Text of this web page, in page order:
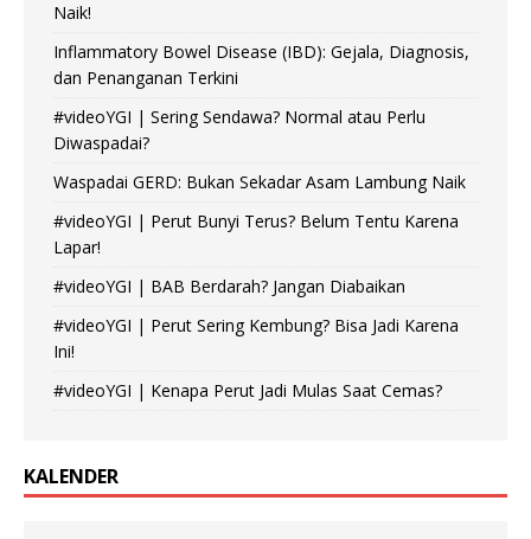
Naik!
Inflammatory Bowel Disease (IBD): Gejala, Diagnosis,
dan Penanganan Terkini
#videoYGI | Sering Sendawa? Normal atau Perlu
Diwaspadai?
Waspadai GERD: Bukan Sekadar Asam Lambung Naik
#videoYGI | Perut Bunyi Terus? Belum Tentu Karena
Lapar!
#videoYGI | BAB Berdarah? Jangan Diabaikan
#videoYGI | Perut Sering Kembung? Bisa Jadi Karena
Ini!
#videoYGI | Kenapa Perut Jadi Mulas Saat Cemas?
KALENDER